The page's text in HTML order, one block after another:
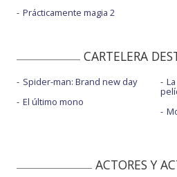
Prácticamente magia 2
CARTELERA
Spider-man: Brand new day
El último mono
ACTORES Y